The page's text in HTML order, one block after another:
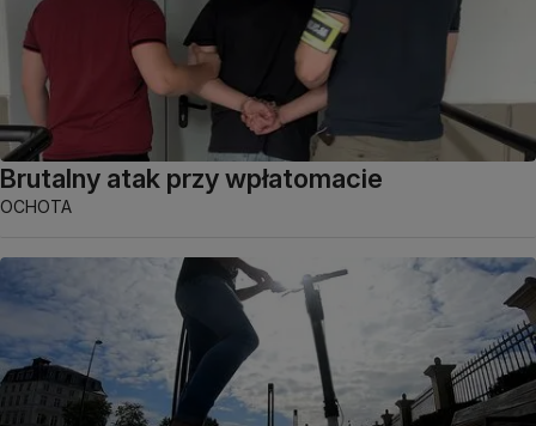
Brutalny atak przy wpłatomacie
OCHOTA